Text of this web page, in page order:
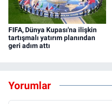
FIFA, Dünya Kupası'na ilişkin
tartışmalı yatırım planından
geri adım attı
Yorumlar